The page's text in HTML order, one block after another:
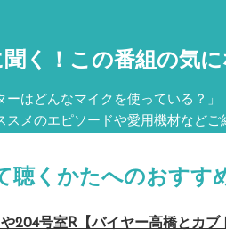
く！ この番組の気
ーはどんなマイクを使っている？
スメのエピソードや愛用機材などご
聴くかたへのおすす
204号室R【バイヤー高橋とカブ